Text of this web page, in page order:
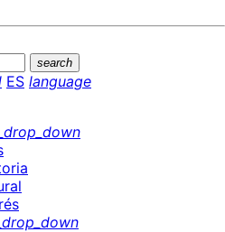
search
ES language